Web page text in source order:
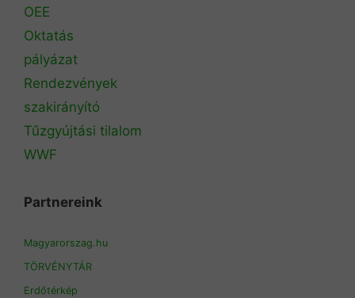
OEE
Oktatás
pályázat
Rendezvények
szakirányító
Tűzgyújtási tilalom
WWF
Partnereink
Magyarorszag.hu
TÖRVÉNYTÁR
Erdőtérkép